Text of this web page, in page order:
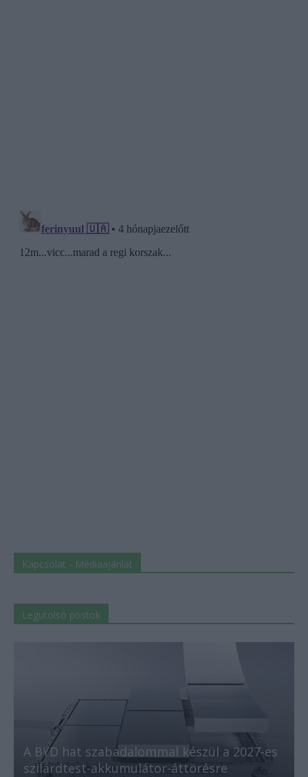
Kapcsolat - Médiaajánlat
Legutolsó postok
A BYD hat szabadalommal készül a 2027-es
szilárdtest-akkumulátor-áttörésre